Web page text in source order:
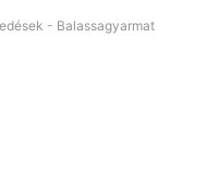
- Balassagyarmat